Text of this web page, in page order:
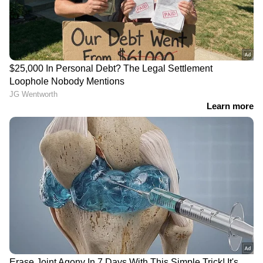
ജിപിടി 5.6 എന്താണ് കണ്ടെത്തിയത്?
കഴിഞ്ഞ മാസം അമേരിക്കൻ സർക്കാരിന്റെ
അഭ്യർഥനയെ തുടർന്ന് പരിമിതമായ
പരീക്ഷണാടിസ്ഥാനത്തിലാണ് ഓപ്പൺഎഐ
ജിപിടി 5.6 അവതരിപ്പിച്ചത്. സോൾ, ടെറ, ലൂണ
എന്നീ മോഡലുകൾ ഇതിൽ ഉൾപ്പെടുന്നു.
മുൻതലമുറ മോഡലുകളെ അപേക്ഷിച്ച്
പ്രകടനത്തിലും ചെലവുകുറവിലും വലിയ
മുന്നേറ്റമാണിതെന്ന് ആൾട്ട്മാൻ നേരത്തെ
വ്യക്തമാക്കിയിരുന്നു.
എന്നാൽ ജിപിടി 5.6 കണ്ടെത്തിയെന്ന് പറയുന്ന
"പുതിയ ഗണിതം" എന്താണെന്ന് അദ്ദേഹം
LATEST VIDEOS
മുഖ്യമന്ത്രിയെ വാട്‌സാപ്പ് ഗ്രൂപ്പില്‍
അധിക്ഷേപിച്ചെന്ന് പരാതി; കാലടി
സ്വദേശിക്കെതിരെ
കേസ്|Ernakulam